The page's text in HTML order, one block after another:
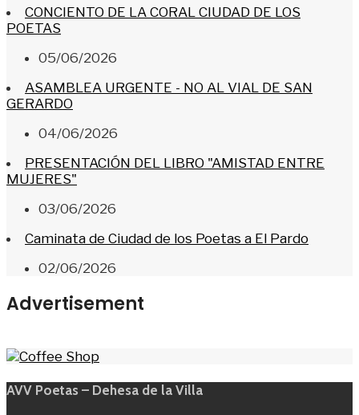
CONCIENTO DE LA CORAL CIUDAD DE LOS
POETAS
05/06/2026
ASAMBLEA URGENTE - NO AL VIAL DE SAN
GERARDO
04/06/2026
PRESENTACIÓN DEL LIBRO "AMISTAD ENTRE
MUJERES"
03/06/2026
Caminata de Ciudad de los Poetas a El Pardo
02/06/2026
Advertisement
AVV Poetas – Dehesa de la Villa